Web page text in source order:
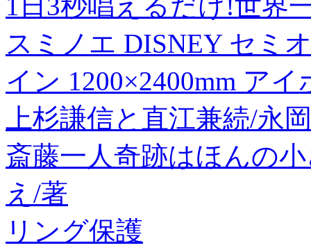
スミノエ DISNEY セミ
イン 1200×2400mm ア
上杉謙信と直江兼続/永
斎藤一人奇跡はほんの
え/著
リング保護